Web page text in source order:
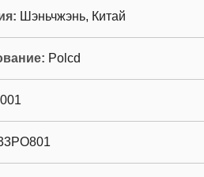
Шэньчжэнь, Китай
Polcd